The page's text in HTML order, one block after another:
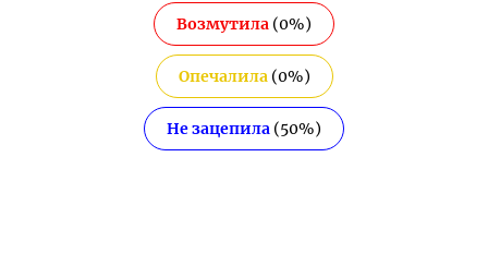
Возмутила (0%)
Опечалила(0%)
Не зацепила (50%)